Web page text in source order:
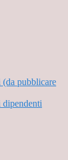
(da pubblicare